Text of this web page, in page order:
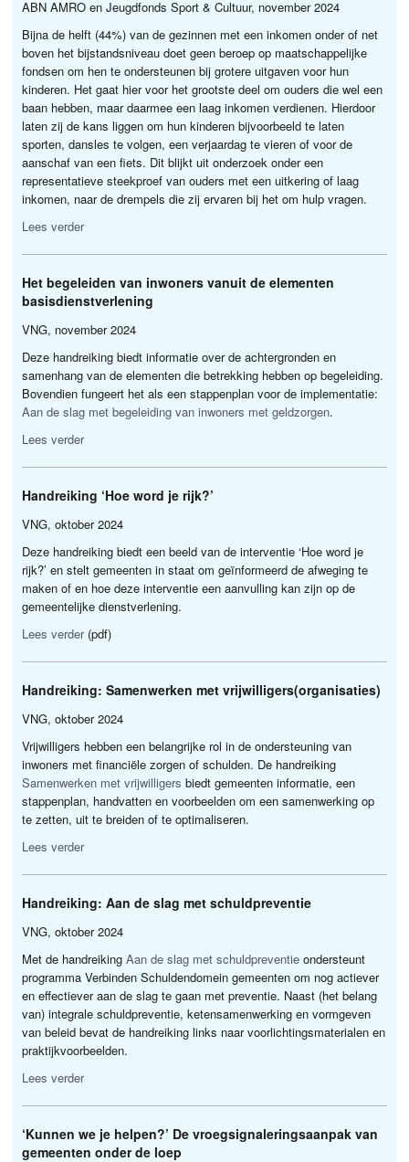
ABN AMRO en Jeugdfonds Sport & Cultuur, november 2024
Bijna de helft (44%) van de gezinnen met een inkomen onder of net
boven het bijstandsniveau doet geen beroep op maatschappelijke
fondsen om hen te ondersteunen bij grotere uitgaven voor hun
kinderen. Het gaat hier voor het grootste deel om ouders die wel een
baan hebben, maar daarmee een laag inkomen verdienen. Hierdoor
laten zij de kans liggen om hun kinderen bijvoorbeeld te laten
sporten, dansles te volgen, een verjaardag te vieren of voor de
aanschaf van een fiets. Dit blijkt uit onderzoek onder een
representatieve steekproef van ouders met een uitkering of laag
inkomen, naar de drempels die zij ervaren bij het om hulp vragen.
Lees verder
Het begeleiden van inwoners vanuit de elementen
basisdienstverlening
VNG, november 2024
Deze handreiking biedt informatie over de achtergronden en
samenhang van de elementen die betrekking hebben op begeleiding.
Bovendien fungeert het als een stappenplan voor de implementatie:
Aan de slag met begeleiding van inwoners met geldzorgen.
Lees verder
Handreiking ‘Hoe word je rijk?’
VNG, oktober 2024
Deze handreiking biedt een beeld van de interventie ‘Hoe word je
rijk?’ en stelt gemeenten in staat om geïnformeerd de afweging te
maken of en hoe deze interventie een aanvulling kan zijn op de
gemeentelijke dienstverlening.
Lees verder(pdf)
Handreiking: Samenwerken met vrijwilligers(organisaties)
VNG, oktober 2024
Vrijwilligers hebben een belangrijke rol in de ondersteuning van
inwoners met financiële zorgen of schulden. De handreiking
Samenwerken met vrijwilligers biedt gemeenten informatie, een
stappenplan, handvatten en voorbeelden om een samenwerking op
te zetten, uit te breiden of te optimaliseren.
Lees verder
Handreiking: Aan de slag met schuldpreventie
VNG, oktober 2024
Met de handreikingAan de slag met schuldpreventie ondersteunt
programma Verbinden Schuldendomein gemeenten om nog actiever
en effectiever aan de slag te gaan met preventie. Naast (het belang
van) integrale schuldpreventie, ketensamenwerking en vormgeven
van beleid bevat de handreiking links naar voorlichtingsmaterialen en
praktijkvoorbeelden.
Lees verder
‘Kunnen we je helpen?’ De vroegsignaleringsaanpak van
gemeenten onder de loep